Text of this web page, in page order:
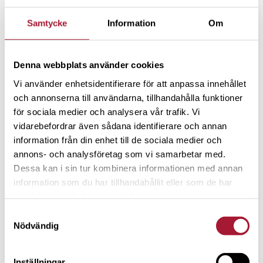
Samtycke Information Om
Denna webbplats använder cookies
Vi använder enhetsidentifierare för att anpassa innehållet
och annonserna till användarna, tillhandahålla funktioner
för sociala medier och analysera vår trafik. Vi
vidarebefordrar även sådana identifierare och annan
information från din enhet till de sociala medier och
annons- och analysföretag som vi samarbetar med.
Dessa kan i sin tur kombinera informationen med annan
information som du har tillhandahållit eller som de har
Nödvändig
Vi blir alla rikare och mer jämlika
av att involvera fler i ägande